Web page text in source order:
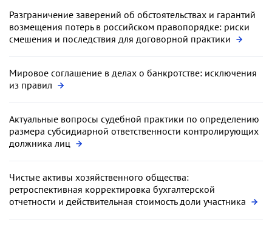
Разграничение заверений об обстоятельствах и гарантий
возмещения потерь в российском правопорядке: риски
смешения и последствия для договорной практики
Мировое соглашение в делах о банкротстве: исключения
из правил
Актуальные вопросы судебной практики по определению
размера субсидиарной ответственности контролирующих
должника лиц
Чистые активы хозяйственного общества:
ретроспективная корректировка бухгалтерской
отчетности и действительная стоимость доли участника